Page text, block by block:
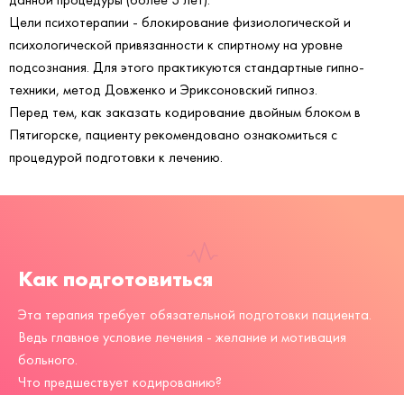
Цели психотерапии - блокирование физиологической и
психологической привязанности к спиртному на уровне
подсознания. Для этого практикуются стандартные гипно-
техники, метод Довженко и Эриксоновский гипноз.
Перед тем, как заказать кодирование двойным блоком в
Пятигорске, пациенту рекомендовано ознакомиться с
процедурой подготовки к лечению.
Как подготовиться
Эта терапия требует обязательной подготовки пациента.
Ведь главное условие лечения - желание и мотивация
больного.
Что предшествует кодированию?